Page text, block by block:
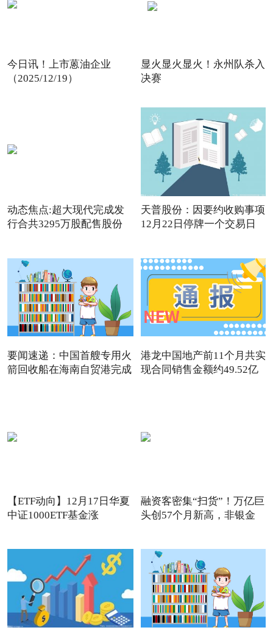
今日讯！上市蒽油企业
（2025/12/19）
显火显火显火！永州队杀入
决赛
动态焦点:超大现代完成发
行合共3295万股配售股份
天普股份：因要约收购事项
12月22日停牌一个交易日
要闻速递：中国首艘专用火
箭回收船在海南自贸港完成
港龙中国地产前11个月共实
现合同销售金额约49.52亿
【ETF动向】12月17日华夏
中证1000ETF基金涨
融资客密集“扫货”！万亿巨
头创57个月新高，非银金